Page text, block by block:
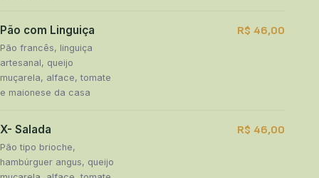
Pão com Linguiça
Pão francês, linguiça
artesanal, queijo
muçarela, alface, tomate
e maionese da casa
R$ 46,00
X- Salada
Pão tipo brioche,
hambúrguer angus, queijo
R$ 46,00